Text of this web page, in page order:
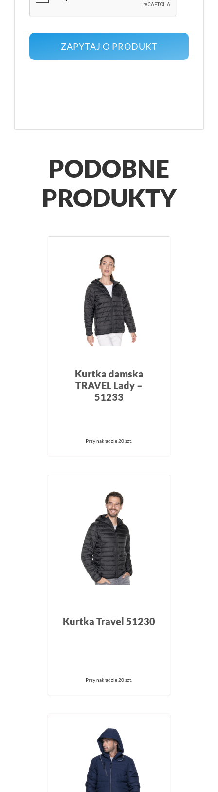
PODOBNE
PRODUKTY
Kurtka damska
TRAVEL Lady –
51233
Przy nakładzie 20 szt.
Kurtka Travel 51230
Przy nakładzie 20 szt.